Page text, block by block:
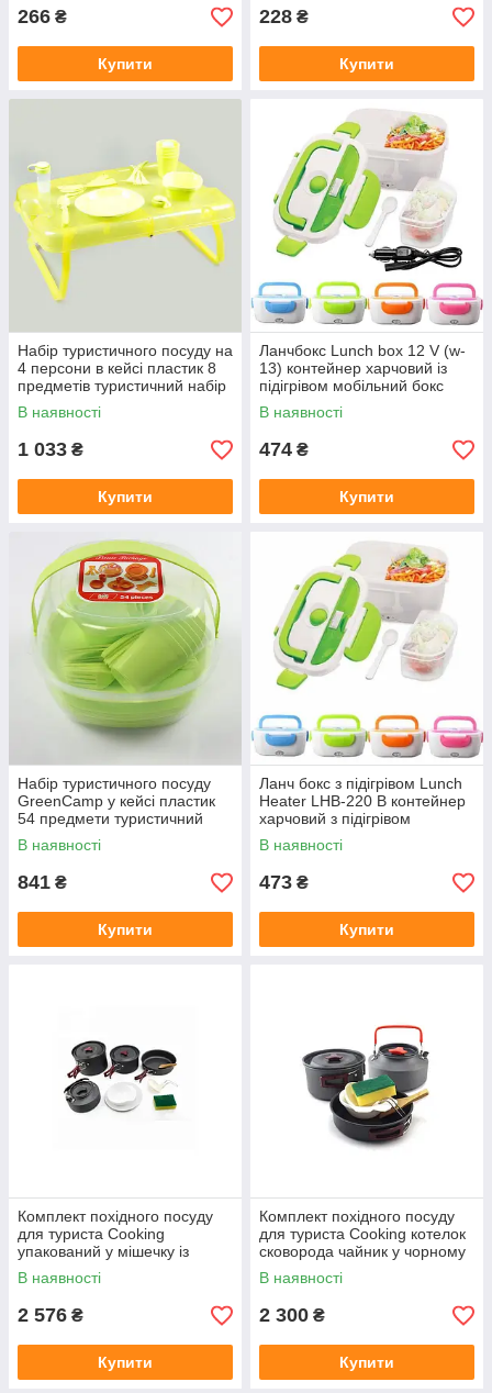
266 ₴
Купити
228 ₴
Купити
Набір туристичного посуду на
4 персони в кейсі пластик 8
предметів туристичний набір
В наявності
1 033 ₴
Купити
Ланчбокс Lunch box 12 V (w-
13) контейнер харчовий із
підігрівом мобільний бокс
В наявності
474 ₴
Купити
Набір туристичного посуду
GreenCamp у кейсі пластик
54 предмети туристичний
набір
В наявності
841 ₴
Купити
Ланч бокс з підігрівом Lunch
Heater LHB-220 В контейнер
харчовий з підігрівом
мобільний бокс
В наявності
473 ₴
Купити
Комплект похідного посуду
для туриста Cooking
упакований у мішечку із
синтетичної тканини
В наявності
2 576 ₴
Купити
Комплект похідного посуду
для туриста Cooking котелок
сковорода чайник у чорному
кольорі
В наявності
2 300 ₴
Купити